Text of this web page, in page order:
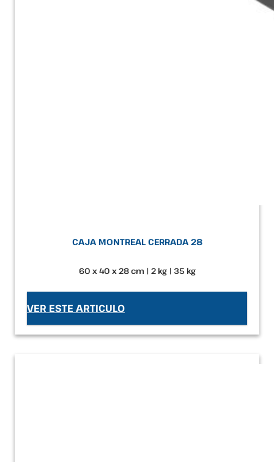
CAJA MONTREAL CERRADA 28
60 x 40 x 28 cm | 2 kg | 35 kg
VER ESTE ARTICULO